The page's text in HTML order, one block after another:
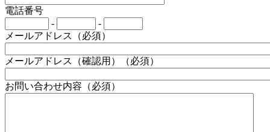
電話番号
-
-
メールアドレス
（必須）
メールアドレス（確認用） （必須）
お問い合わせ内容 （必須）